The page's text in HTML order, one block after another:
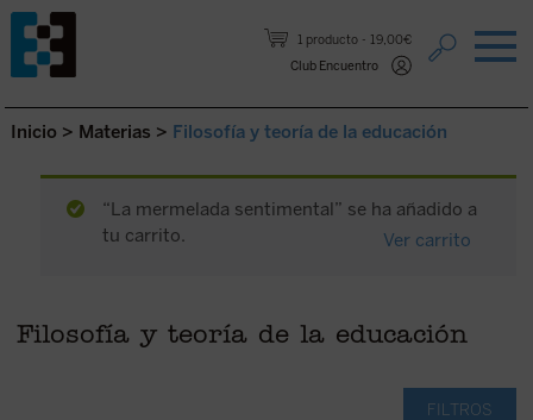
1 producto
19,00€
Club Encuentro
Saltar al contenido.
Inicio > Materias > Filosofía y teoría de la educación
“La mermelada sentimental” se ha añadido a
tu carrito.
Ver carrito
Filosofía y teoría de la educación
FILTROS